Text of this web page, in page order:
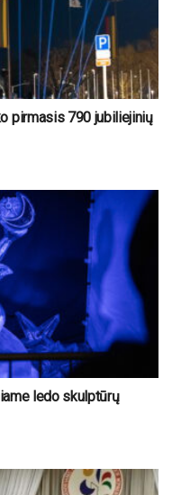
pirmasis 790 jubiliejinių
ledo skulptūrų